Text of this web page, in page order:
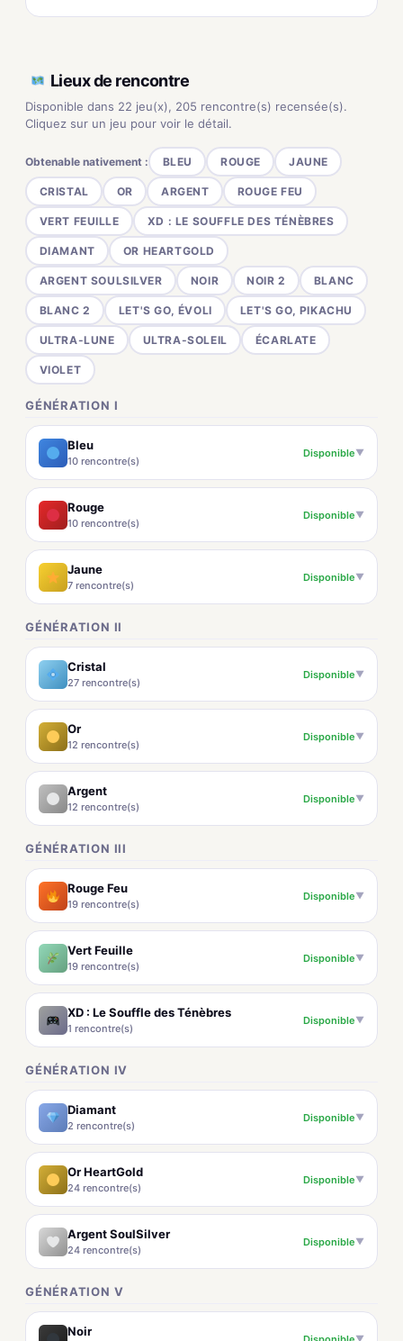
Lieux de rencontre
Disponible dans 22 jeu(x), 205 rencontre(s) recensée(s).
Cliquez sur un jeu pour voir le détail.
Obtenable nativement : BLEU ROUGE JAUNE
CRISTAL OR ARGENT ROUGE FEU
VERT FEUILLE XD : LE SOUFFLE DES TÉNÈBRES
DIAMANT OR HEARTGOLD
ARGENT SOULSILVER NOIR NOIR 2 BLANC
BLANC 2 LET'S GO, ÉVOLI LET'S GO, PIKACHU
ULTRA-LUNE ULTRA-SOLEIL ÉCARLATE
VIOLET
GÉNÉRATION I
Bleu
10 rencontre(s)
Disponible▼
Rouge
10 rencontre(s)
Disponible▼
Jaune
7 rencontre(s)
Disponible▼
GÉNÉRATION II
Cristal
27 rencontre(s)
Disponible▼
Or
12 rencontre(s)
Disponible▼
Argent
12 rencontre(s)
Disponible▼
GÉNÉRATION III
Rouge Feu
19 rencontre(s)
Disponible▼
Vert Feuille
19 rencontre(s)
Disponible▼
XD : Le Souffle des Ténèbres
1 rencontre(s)
Disponible▼
GÉNÉRATION IV
Diamant
2 rencontre(s)
Disponible▼
Or HeartGold
24 rencontre(s)
Disponible▼
Argent SoulSilver
24 rencontre(s)
Disponible▼
GÉNÉRATION V
Noir ▼